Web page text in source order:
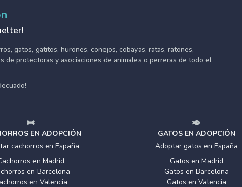
gatos, gatitos, hurones, conejos, cobayas, ratas, ratones,
de protectoras y asociaciones de animales o perreras de todo el
EN ADOPCIÓN
cachorros en España
en Madrid
en Barcelona
en Valencia
GATOS EN ADOPCIÓN
Adoptar gatos en España
Gatos en Madrid
Gatos en Barcelona
Gatos en Valencia